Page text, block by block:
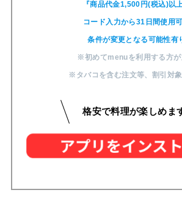
『商品代金1,500円(税込)以上
コード入力から31日間使用
条件が変更となる可能性有
※初めてmenuを利用する方が
※タバコを含む注文等 割引対
格安で料理が楽しめま